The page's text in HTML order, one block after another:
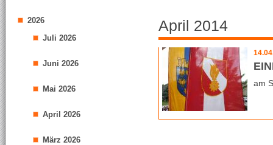
2026
Juli 2026
Juni 2026
Mai 2026
April 2026
März 2026
April 2014
am